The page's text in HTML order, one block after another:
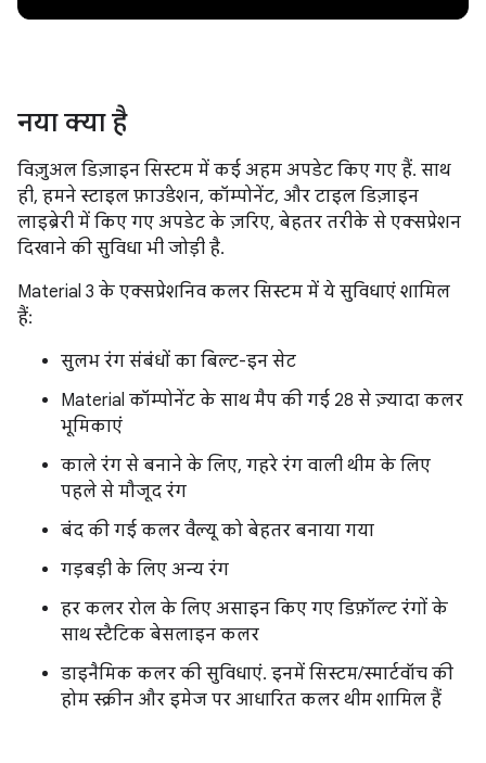
नया क्या है
विज़ुअल डिज़ाइन सिस्टम में कई अहम अपडेट किए गए हैं. साथ
ही, हमने स्टाइल फ़ाउंडेशन, कॉम्पोनेंट, और टाइल डिज़ाइन
लाइब्रेरी में किए गए अपडेट के ज़रिए, बेहतर तरीके से एक्सप्रेशन
दिखाने की सुविधा भी जोड़ी है.
Material 3 के एक्सप्रेशनिव कलर सिस्टम में ये सुविधाएं शामिल
हैं:
सुलभ रंग संबंधों का बिल्ट-इन सेट
Material कॉम्पोनेंट के साथ मैप की गई 28 से ज़्यादा कलर
भूमिकाएं
काले रंग से बनाने के लिए, गहरे रंग वाली थीम के लिए
पहले से मौजूद रंग
बंद की गई कलर वैल्यू को बेहतर बनाया गया
गड़बड़ी के लिए अन्य रंग
हर कलर रोल के लिए असाइन किए गए डिफ़ॉल्ट रंगों के
साथ स्टैटिक बेसलाइन कलर
डाइनैमिक कलर की सुविधाएं. इनमें सिस्टम/स्मार्टवॉच की
होम स्क्रीन और इमेज पर आधारित कलर थीम शामिल हैं